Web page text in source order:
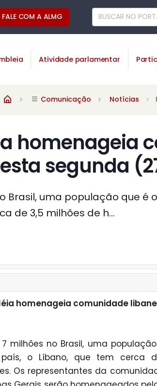
FALE COM A ALMG
Atividade parlamentar
Comunicação Notícias
homenageia
segunda
Brasil, uma população que é
de 3,5 milhões de h...
homenageia comunidade
7 milhões no Brasil, uma
o Líbano, que tem cerca
Os representantes da